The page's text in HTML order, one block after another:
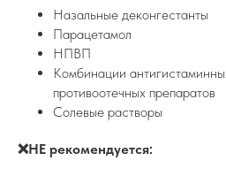
Назальные деконгестанты
Парацетамол
НПВП
Комбинации
противоотечных препаратов
Солевые растворы
❌НЕ рекомендуется: